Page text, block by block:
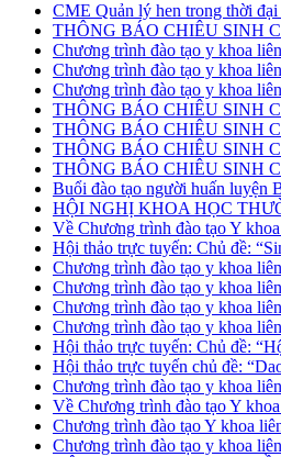
CME Quản lý hen trong thời
THÔNG BÁO CHIÊU SINH
Chương trình đào tạo y khoa
Chương trình đào tạo y khoa
Chương trình đào tạo y khoa
THÔNG BÁO CHIÊU SINH
THÔNG BÁO CHIÊU SINH
THÔNG BÁO CHIÊU SINH
THÔNG BÁO CHIÊU SINH
Buổi đào tạo người huấn
HỘI NGHỊ KHOA HỌC
Về Chương trình đào tạo Y
Hội thảo trực tuyến: Chủ đề:
Chương trình đào tạo y khoa
Chương trình đào tạo y khoa
Chương trình đào tạo y khoa
Chương trình đào tạo y khoa
Hội thảo trực tuyến: Chủ đề:
Hội thảo trực tuyến chủ đề:
Chương trình đào tạo y khoa
Về Chương trình đào tạo Y
Chương trình đào tạo Y khoa
Chương trình đào tạo y khoa